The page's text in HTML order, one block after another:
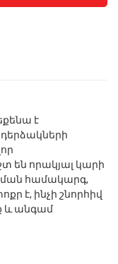
է
են որակյալ կարի
համակարգ,
է, ինչի շնորհիվ
և անգամ